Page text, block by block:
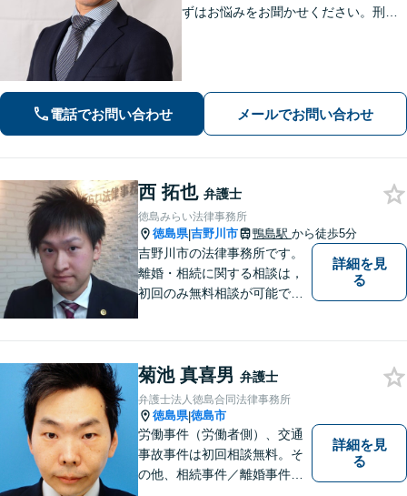
ずはお悩みをお聞かせください。刑事
状況から抜け出すお手伝いをします。
電話でお問い合わせ メールでお問い合わせ
西 拓也 弁護士
徳島みらい法律事務所
徳島県|吉野川市 鴨島駅 から徒歩5分
吉野川市の法律事務所です。
離婚・相続に関する相談は，
初回のみ無料相談が可能です
詳細を見
る
菊池 真喜男 弁護士
弁護士法人徳島合同法律事務所
徳島県|徳島市
労働事件（労働者側）、交通
事故事件は初回相談無料。そ
の他、相続事件／離婚事件／
詳細を見
る